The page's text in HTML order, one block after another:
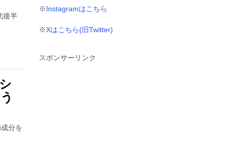
後半
分を
※Instagramはこちら
※Xはこちら(旧Twitter)
スポンサーリンク